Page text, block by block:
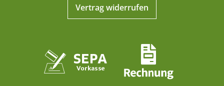
Vertrag widerrufen